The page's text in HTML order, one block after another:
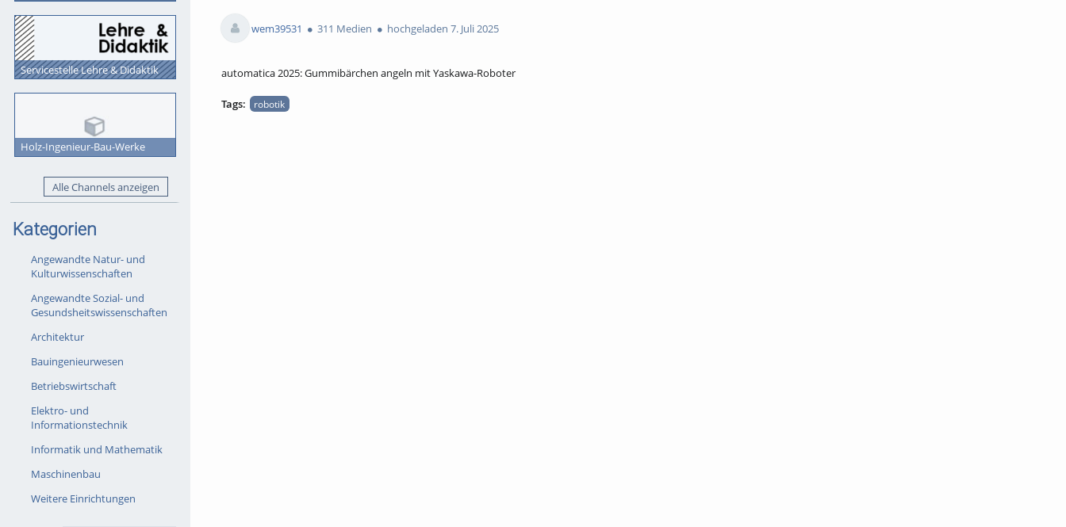
Servicestelle Lehre & Didaktik
Holz-Ingenieur-Bau-Werke
Alle Channels anzeigen
Kategorien
Angewandte Natur- und
Kulturwissenschaften
Angewandte Sozial- und
Gesundsheitswissenschaften
Architektur
Bauingenieurwesen
Betriebswirtschaft
Elektro- und
Informationstechnik
Informatik und Mathematik
Maschinenbau
Weitere Einrichtungen
views
wem39531
311 Medien hochgeladen 7. Juli 2025
automatica 2025: Gummibärchen angeln mit Yaskawa-Roboter
Tags: robotik